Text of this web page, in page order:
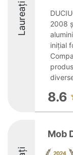
Laureați
2008
inițial
8.6
Mob